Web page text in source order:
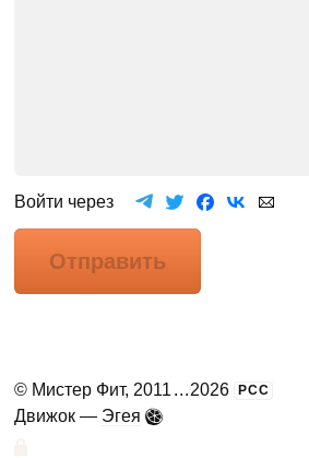
Войти через
Отправить
© Мистер Фит, 2011 ...2026 РСС
Движок — Эгея